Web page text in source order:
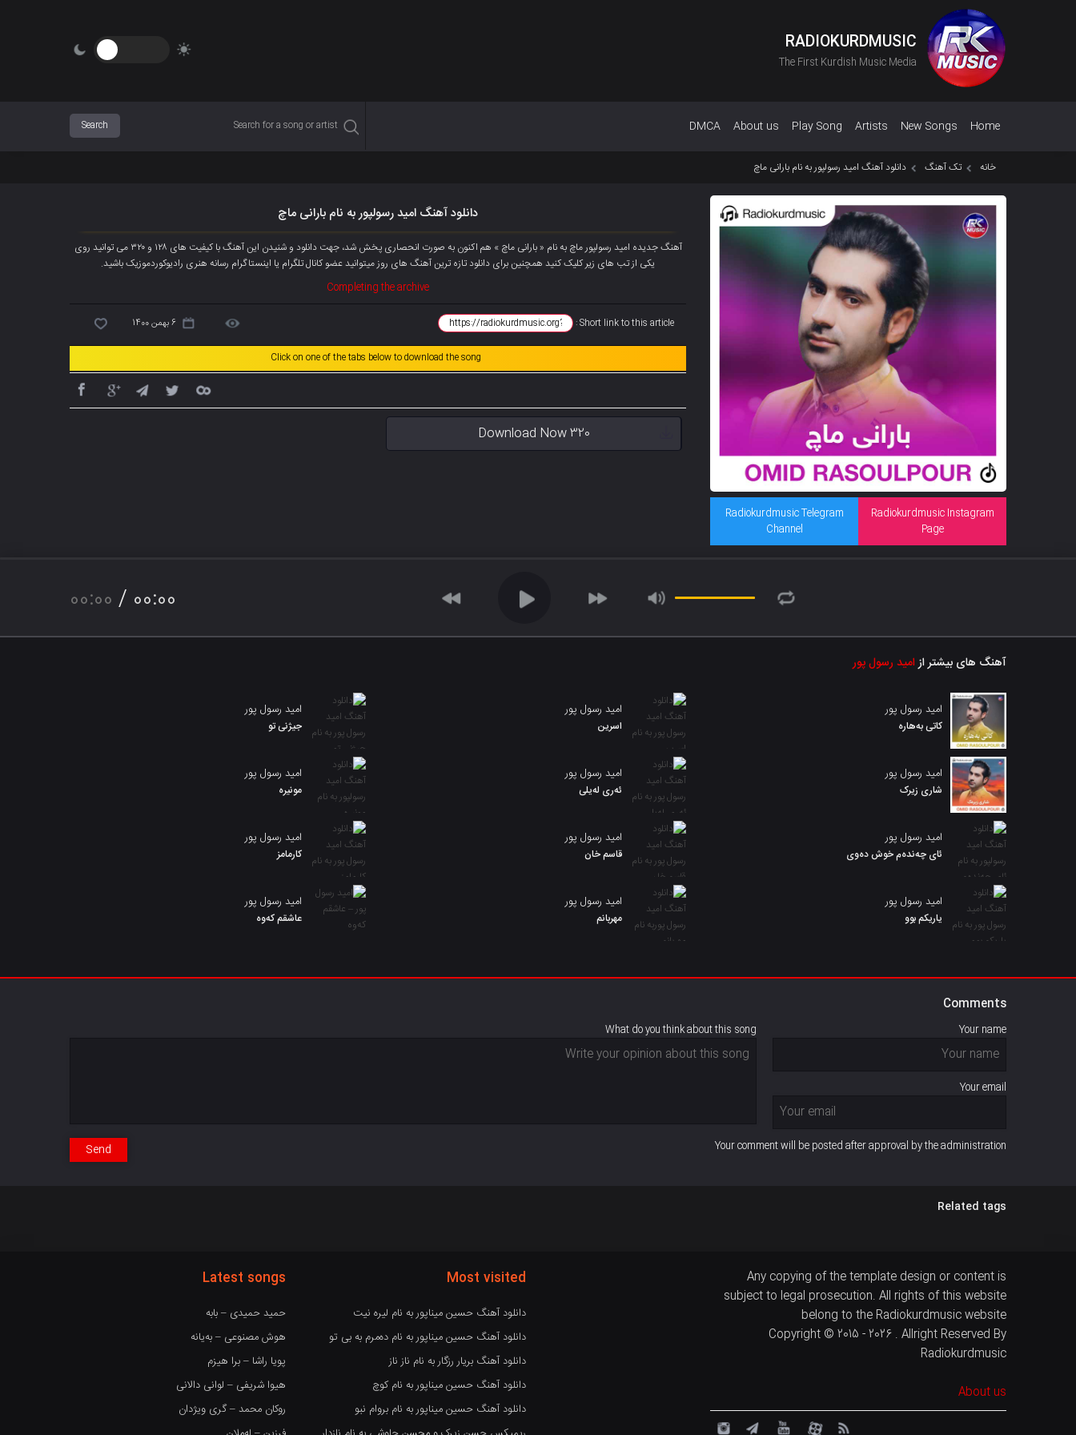
RADIOKURDMUSIC
The First Kurdish Music Media
Home
New Songs
Artists
Play Song
About us
DMCA
خانه تک آهنگ دانلود آهنگ امید رسولپور به نام بارانی ماچ
Radiokurdmusic Instagram
Page
Radiokurdmusic Telegram
Channel
دانلود آهنگ امید رسولپور به نام بارانی ماچ
آهنگ جدیده امید رسولپور ماچ به نام « بارانی ماچ » هم اکنون به صورت انحصاری پخش شد، جهت دانلود و شنیدن این آهنگ با کیفیت های ۱۲۸ و ۳۲۰ می توانید روی
یکی از تب های زیر کلیک کنید همچنین برای دانلود تازه ترین آهنگ های روز میتوانیدعضو کانال تلگرام یا اینستاگرام رسانه هنری رادیوکوردموزیک باشید.
Completing the archive
Short link to this article : 6 بهمن 1400
Click on one of the tabs below to download the song
Download Now 320
00:00 / 00:00
آهنگ های بیشتر ازامید رسول پور
امید رسول پور
کاتی بەهارە
امید رسول پور
اسرین
امید رسول پور
جیژنی تو
امید رسول پور
شاری زیرک
امید رسول پور
ئەری لەیلی
امید رسول پور
مونیره
امید رسول پور
ئای چەندەم خوش دەوی
امید رسول پور
قاسم خان
امید رسول پور
کارمامز
امید رسول پور
یاریکم بوو
امید رسول پور
مهربانم
امید رسول پور
عاشقم کەوە
Comments
Your name
Your email
What do you think about this song
Your comment will be posted after approval by the administration
Send
Related tags
Any copying of the template design or content is
subject to legal prosecution. All rights of this website
belong to the Radiokurdmusic website
Copyright © 2015 - 2026 . Allright Reserved By
Radiokurdmusic
About us
Most visited
دانلود آهنگ حسین میناپور به نام لیره نیت
دانلود آهنگ حسین میناپور به نام دەمرم بە بی تو
دانلود آهنگ بریار رزگار به نام ناز ناز
دانلود آهنگ حسین میناپور به نام کوچ
دانلود آهنگ حسین میناپور به نام بروام نبو
Latest songs
حمید حمیدی – بابه
هوش مصنوعی – بەیانە
پویا راشا – برا هیزم
هیوا شریفی – لوانی دالانی
روکان محمد – گری ویژدان